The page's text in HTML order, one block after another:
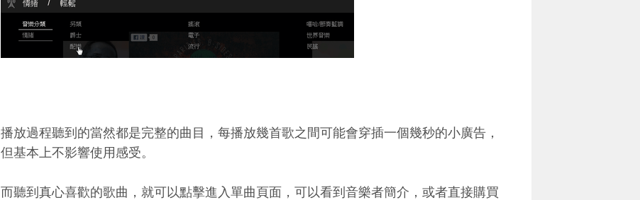
播放過程聽到的當然都是完整的曲目，每播放幾首歌之間可能會穿插一個幾秒的小廣告，
但基本上不影響使用感受。
而聽到真心喜歡的歌曲，就可以點擊進入單曲頁面，可以看到音樂者簡介，或者直接購買